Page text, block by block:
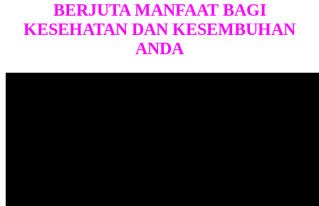
BERJUTA MANFAAT BAGI
KESEHATAN DAN KESEMBUHAN
ANDA